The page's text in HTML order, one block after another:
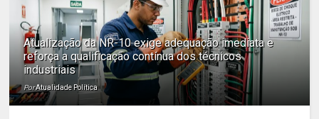
Atualização da NR-10 exige adequação imediata e
reforça a qualificação contínua dos técnicos
industriais
PorAtualidade Política